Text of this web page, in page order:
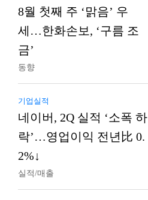
8월 첫째 주 ‘맑음’ 우
세…한화손보, ‘구름 조
금’
동향
기업실적
네이버, 2Q 실적 ‘소폭 하
락’…영업이익 전년比 0.
2%↓
실적/매출